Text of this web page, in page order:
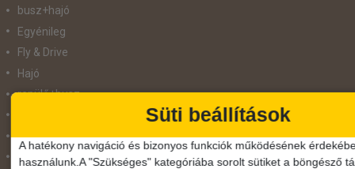
busz+hajó
Egyénileg
Fly & Drive
Hajó
repülő+busz
Repülővel
Szolgáltatás
Süti beállítások
A hatékony navigáció és bizonyos funkciók működésének
használunk.A "Szükséges" kategóriába sorolt sütiket a böngésző